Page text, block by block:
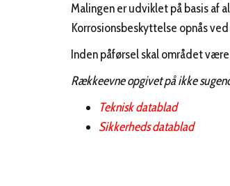
Malingen er udviklet på basis af
Korrosionsbeskyttelse opnås
Inden påførsel skal området
Rækkeevne opgivet på ikke
Teknisk datablad
Sikkerheds datablad